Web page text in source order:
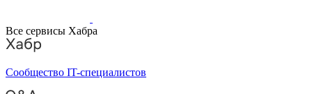
Все сервисы Хабра
Сообщество IT-специалистов